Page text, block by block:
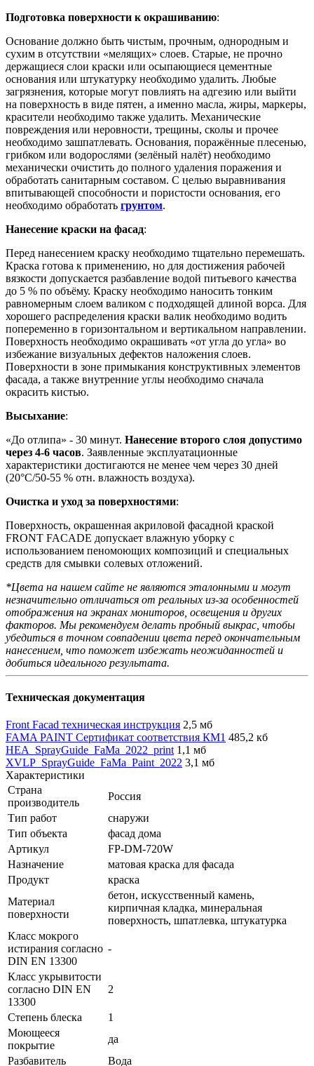
Подготовка поверхности к окрашиванию:
Основание должно быть чистым, прочным, однородным и
сухим в отсутствии «мелящих» слоев. Старые, не прочно
держащиеся слои краски или осыпающиеся цементные
основания или штукатурку необходимо удалить. Любые
загрязнения, которые могут повлиять на адгезию или выйти
на поверхность в виде пятен, а именно масла, жиры, маркеры,
красители необходимо также удалить. Механические
повреждения или неровности, трещины, сколы и прочее
необходимо зашпатлевать. Основания, поражённые плесенью,
грибком или водорослями (зелёный налёт) необходимо
механически очистить до полного удаления поражения и
обработать санитарным составом. С целью выравнивания
впитывающей способности и пористости основания, его
необходимо обработать грунтом.
Нанесение краски на фасад:
Перед нанесением краску необходимо тщательно перемешать.
Краска готова к применению, но для достижения рабочей
вязкости допускается разбавление водой питьевого качества
до 5 % по объёму. Краску необходимо наносить тонким
равномерным слоем валиком с подходящей длиной ворса. Для
хорошего распределения краски валик необходимо водить
попеременно в горизонтальном и вертикальном направлении.
Поверхность необходимо окрашивать «от угла до угла» во
избежание визуальных дефектов наложения слоев.
Поверхности в зоне примыкания конструктивных элементов
фасада, а также внутренние углы необходимо сначала
окрасить кистью.
Высыхание:
«До отлипа» - 30 минут. Нанесение второго слоя допустимо
через 4-6 часов. Заявленные эксплуатационные
характеристики достигаются не менее чем через 30 дней
(20°C/50-55 % отн. влажность воздуха).
Очистка и уход за поверхностями:
Поверхность, окрашенная акриловой фасадной краской
FRONT FACADE допускает влажную уборку с
использованием пеномоющих композиций и специальных
средств для смывки солевых отложений.
*Цвета на нашем сайте не являются эталонными и могут
незначительно отличаться от реальных из-за особенностей
отображения на экранах мониторов, освещения и других
факторов. Мы рекомендуем делать пробный выкрас, чтобы
убедиться в точном совпадении цвета перед окончательным
нанесением, что поможет избежать неожиданностей и
добиться идеального результата.
Техническая документация
Front Facad техническая инструкция 2,5 мб
FAMA PAINT Сертификат соответствия КМ1 485,2 кб
HEA_SprayGuide_FaMa_2022_print 1,1 мб
XVLP_SprayGuide_FaMa_Paint_2022 3,1 мб
Характеристики
Страна
производитель
Россия
Тип работ
снаружи
Тип объекта
фасад дома
Артикул
FP-DM-720W
Назначение
матовая краска для фасада
Продукт
краска
Материал
поверхности
бетон, искусственный камень,
кирпичная кладка, минеральная
поверхность, шпатлевка, штукатурка
Класс мокрого
истирания согласно
DIN EN 13300
-
Класс укрывитости
согласно DIN EN
13300
2
Степень блеска
1
Моющееся
покрытие
да
Разбавитель
Вода